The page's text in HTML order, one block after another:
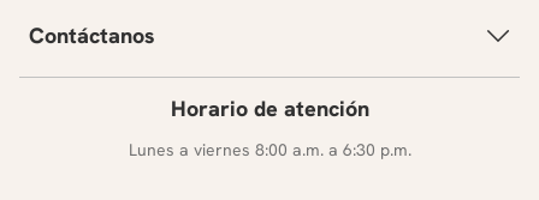
Contáctanos
Horario de atención
Lunes a viernes 8:00 a.m. a 6:30 p.m.